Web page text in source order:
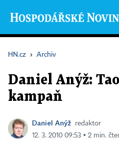
HN.cz › Archiv
Daniel Anýž:
kampaň
Daniel Anýž
redaktor
12. 3. 2010 09:53 ▪ 2 min.